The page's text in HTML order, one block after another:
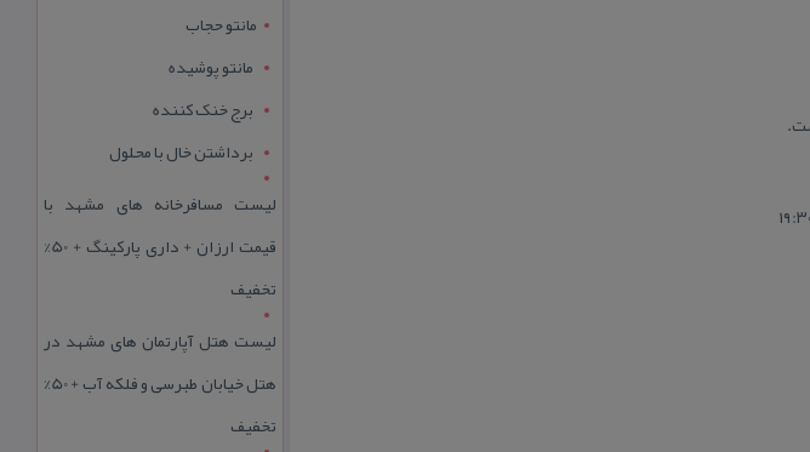
مانتو حجاب
مانتو پوشیده
برج خنک کننده
برداشتن خال با محلول
لیست مسافرخانه های مشهد با
قیمت ارزان + داری پارکینگ + 50%
تخفیف
لیست هتل آپارتمان های مشهد در
هتل خیابان طبرسی و فلکه آب + 50%
تخفیف